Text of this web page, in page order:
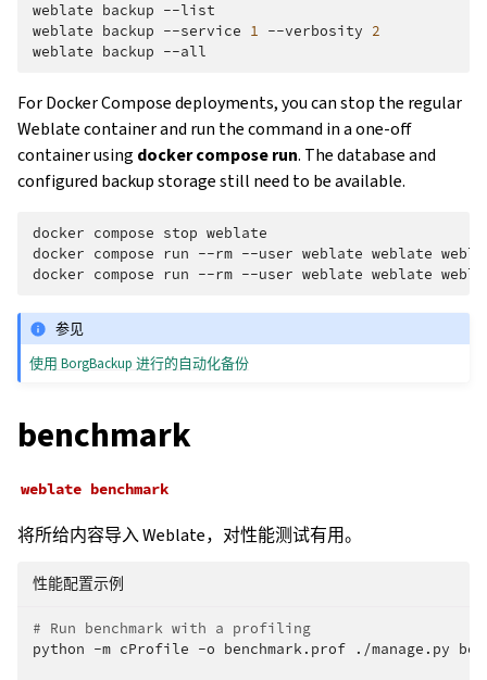
weblate backup --list
weblate backup --service 1 --verbosity 2
weblate backup
For Docker Compose deployments, you can stop the regular
Weblate container and run the command in a one-off
container using docker compose run. The database and
configured backup storage still need to be available.
docker compose stop weblate
docker compose run --rm --user weblate weblate
docker compose run --rm --user weblate weblate
参见
使用 BorgBackup 进行的自动化备份
benchmark
weblate benchmark
将所给内容导入 Weblate，对性能测试有用。
性能配置示例
# Run benchmark with a profiling
python -m cProfile -o benchmark.prof ./manage.py